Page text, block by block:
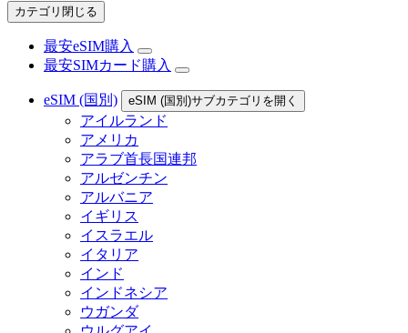
カテゴリ閉じる
最安eSIM購入
最安SIMカード購入
eSIM (国別) eSIM (国別)サブカテゴリを開く
アイルランド
アメリカ
アラブ首長国連邦
アルゼンチン
アルバニア
イギリス
イスラエル
イタリア
インド
インドネシア
ウガンダ